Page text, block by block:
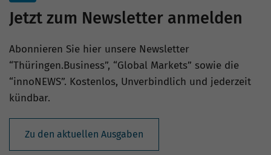
Jetzt zum Newsletter anmelden
Abonnieren Sie hier unsere Newsletter
“Thüringen.Business”, “Global Markets” sowie die
“innoNEWS”. Kostenlos, Unverbindlich und jederzeit
kündbar.
Zu den aktuellen Ausgaben